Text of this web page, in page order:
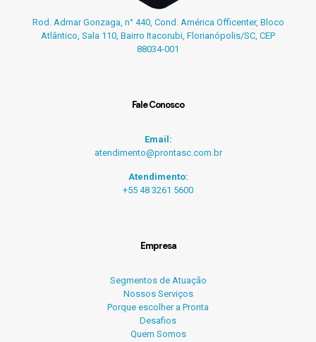
Rod. Admar Gonzaga, n° 440, Cond. América Officenter, Bloco
Atlântico, Sala 110, Bairro Itacorubi, Florianópolis/SC, CEP
88034-001
Fale Conosco
Email:
atendimento@prontasc.com.br
Atendimento:
+55 48 3261 5600
Empresa
Segmentos de Atuação
Nossos Serviços
Porque escolher a Pronta
Desafios
Quem Somos